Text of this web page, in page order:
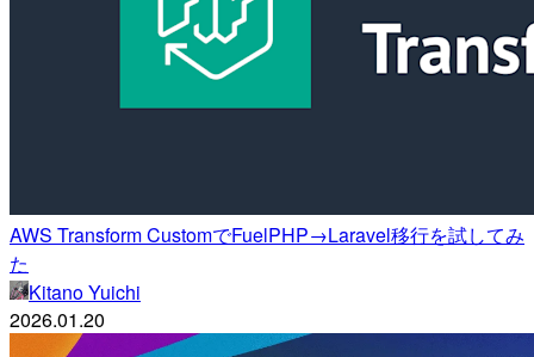
AWS Transform CustomでFuelPHP→Laravel移行を試してみ
た
Kitano Yuichi
2026.01.20